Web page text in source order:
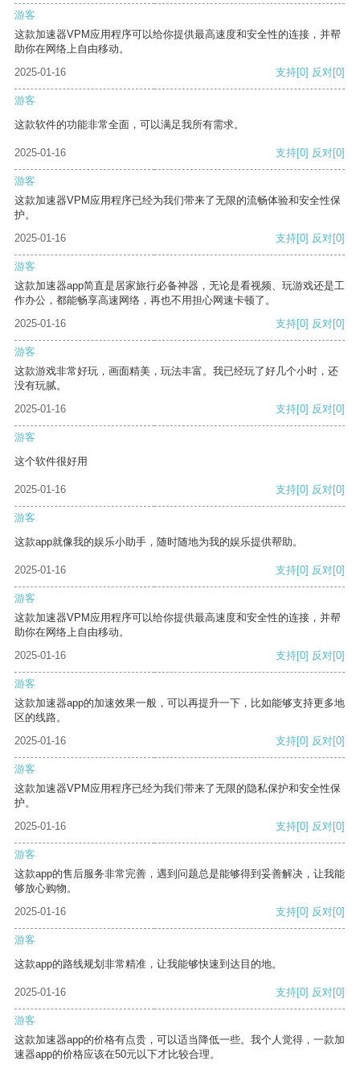
游客
这款加速器VPM应用程序可以给你提供最高速度和安全性的连接，并帮
助你在网络上自由移动。
2025-01-16
支持[0] 反对[0]
游客
这款软件的功能非常全面，可以满足我所有需求。
2025-01-16 支持[0] 反对[0]
游客
这款加速器VPM应用程序已经为我们带来了无限的流畅体验和安全性保
护。
2025-01-16
支持[0] 反对[0]
游客
这款加速器app简直是居家旅行必备神器，无论是看视频、玩游戏还是工
作办公，都能畅享高速网络，再也不用担心网速卡顿了。
2025-01-16
支持[0] 反对[0]
游客
这款游戏非常好玩，画面精美，玩法丰富。我已经玩了好几个小时，还
没有玩腻。
2025-01-16
支持[0] 反对[0]
游客
这个软件很好用
2025-01-16 支持[0] 反对[0]
游客
这款app就像我的娱乐小助手，随时随地为我的娱乐提供帮助。
2025-01-16 支持[0] 反对[0]
游客
这款加速器VPM应用程序可以给你提供最高速度和安全性的连接，并帮
助你在网络上自由移动。
2025-01-16
支持[0] 反对[0]
游客
这款加速器app的加速效果一般，可以再提升一下，比如能够支持更多地
区的线路。
2025-01-16
支持[0] 反对[0]
游客
这款加速器VPM应用程序已经为我们带来了无限的隐私保护和安全性保
护。
2025-01-16
支持[0] 反对[0]
游客
这款app的售后服务非常完善，遇到问题总是能够得到妥善解决，让我能
够放心购物。
2025-01-16
支持[0] 反对[0]
游客
这款app的路线规划非常精准，让我能够快速到达目的地。
2025-01-16 支持[0] 反对[0]
游客
这款加速器app的价格有点贵，可以适当降低一些。我个人觉得，一款加
速器app的价格应该在50元以下才比较合理。